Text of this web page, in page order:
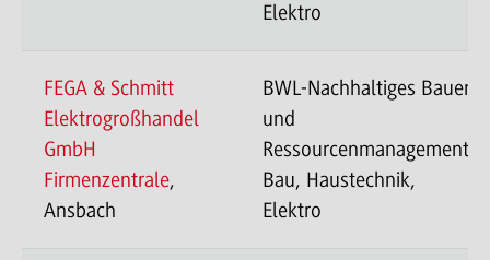
Elektro
FEGA & Schmitt
Elektrogroßhandel
GmbH
Firmenzentrale,
Ansbach
BWL-Nachhaltiges Bauen
und
Ressourcenmanagement-
Bau, Haustechnik,
Elektro